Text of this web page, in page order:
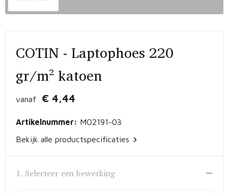
Schrijfwaren
Waterflessen
Kids & games
Themapakketten
Gilets
Polo's
Sporttassen
Draagtassen
Lunchtassen
Matrozentassen
COTIN - Laptophoes 220
gr/m² katoen
vanaf € 4,44
Artikelnummer: MO2191-03
Bekijk alle productspecificaties
1. Selecteer een bewerking